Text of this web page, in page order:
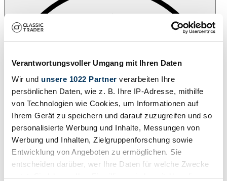
Verantwortungsvoller Umgang mit Ihren Daten
Wir und unsere 1022 Partner verarbeiten Ihre
persönlichen Daten, wie z. B. Ihre IP-Adresse, mithilfe
von Technologien wie Cookies, um Informationen auf
Ihrem Gerät zu speichern und darauf zuzugreifen und so
personalisierte Werbung und Inhalte, Messungen von
Werbung und Inhalten, Zielgruppenforschung sowie
Entwicklung von Angeboten zu ermöglichen. Sie
entscheiden darüber, wer Ihre Daten für welche Zwecke
nutzt. Sie können Ihre Einwilligung jederzeit über die